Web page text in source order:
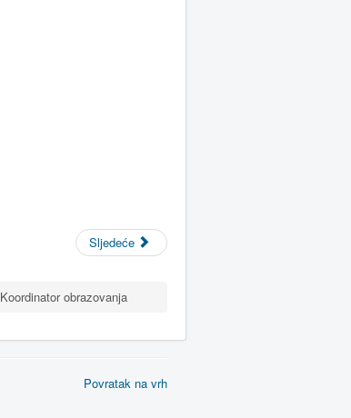
Sljedeće
Koordinator obrazovanja
Povratak na vrh